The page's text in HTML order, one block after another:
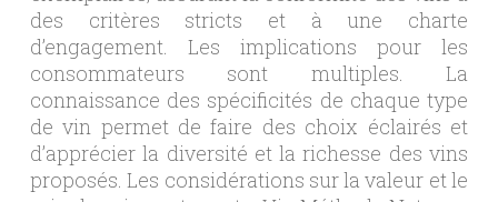
des critères stricts et à une charte
d’engagement. Les implications pour les
consommateurs sont multiples. La
connaissance des spécificités de chaque type
de vin permet de faire des choix éclairés et
d’apprécier la diversité et la richesse des vins
proposés. Les considérations sur la valeur et le